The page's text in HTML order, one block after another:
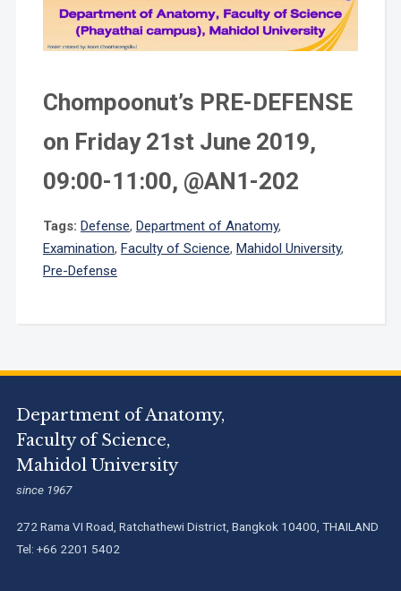
Chompoonut’s PRE-DEFENSE
on Friday 21st June 2019,
09:00-11:00, @AN1-202
Tags: Defense, Department of Anatomy,
Examination, Faculty of Science, Mahidol University,
Pre-Defense
Department of Anatomy,
Faculty of Science,
Mahidol University
since 1967
272 Rama VI Road, Ratchathewi District, Bangkok 10400, THAILAND
Tel: +66 2201 5402